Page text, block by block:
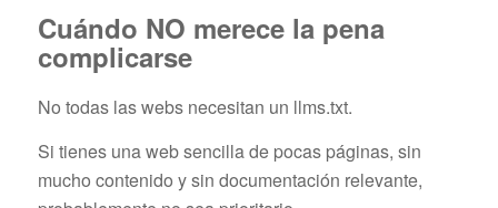
Cuándo NO merece la pena
complicarse
No todas las webs necesitan un llms.txt.
Si tienes una web sencilla de pocas páginas, sin
mucho contenido y sin documentación relevante,